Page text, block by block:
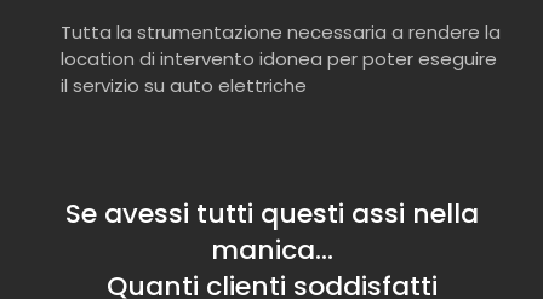
Tutta la strumentazione necessaria a rendere la
location di intervento idonea per poter eseguire
il servizio su auto elettriche
Se avessi tutti questi assi nella
manica…
Quanti clienti soddisfatti